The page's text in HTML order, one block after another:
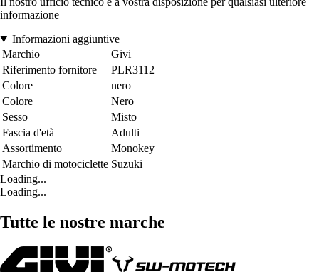
informazione
Informazioni aggiuntive
Marchio
Givi
Riferimento fornitore
PLR3112
Colore
nero
Colore
Nero
Sesso
Misto
Fascia d'età
Adulti
Assortimento
Monokey
Marchio di motociclette Suzuki
Loading...
Loading...
Tutte le nostre marche